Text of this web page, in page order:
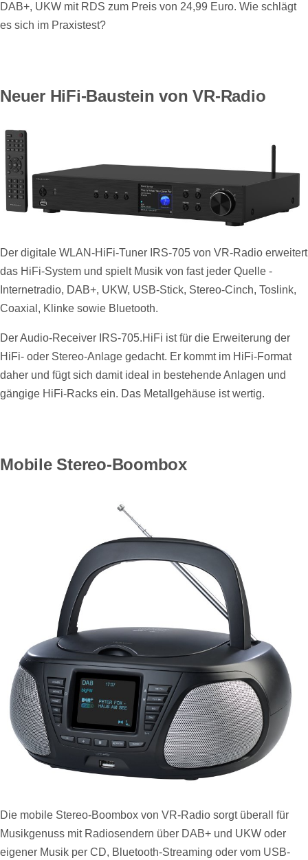
DAB+, UKW mit RDS zum Preis von 24,99 Euro. Wie schlägt
es sich im Praxistest?
Neuer HiFi-Baustein von VR-Radio
Der digitale WLAN-HiFi-Tuner IRS-705 von VR-Radio erweitert
das HiFi-System und spielt Musik von fast jeder Quelle -
Internetradio, DAB+, UKW, USB-Stick, Stereo-Cinch, Toslink,
Coaxial, Klinke sowie Bluetooth.
Der Audio-Receiver IRS-705.HiFi ist für die Erweiterung der
HiFi- oder Stereo-Anlage gedacht. Er kommt im HiFi-Format
daher und fügt sich damit ideal in bestehende Anlagen und
gängige HiFi-Racks ein. Das Metallgehäuse ist wertig.
Mobile Stereo-Boombox
Die mobile Stereo-Boombox von VR-Radio sorgt überall für
Musikgenuss mit Radiosendern über DAB+ und UKW oder
eigener Musik per CD, Bluetooth-Streaming oder vom USB-